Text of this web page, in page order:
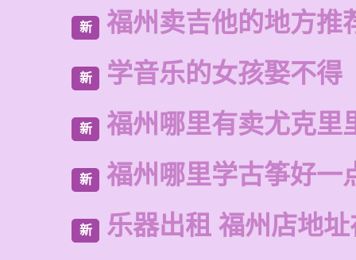
新 福州卖吉他的地方推
新 学音乐的女孩娶不得
新 福州哪里有卖尤克里
新 福州哪里学古筝好一
新 乐器出租 福州店地